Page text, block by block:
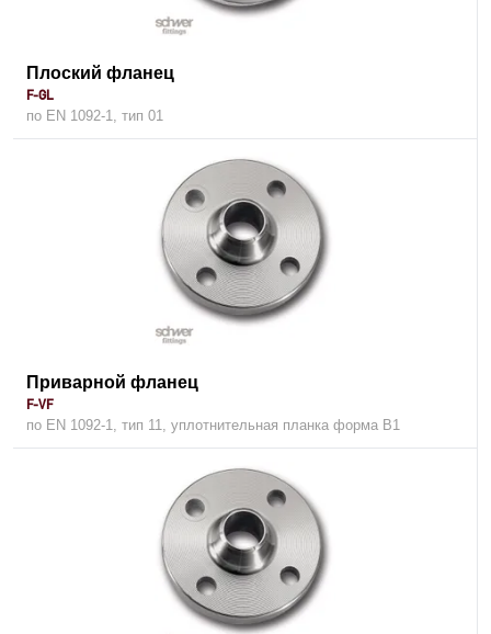
Плоский фланец
F-GL
по EN 1092-1, тип 01
Приварной фланец
F-VF
по EN 1092-1, тип 11, уплотнительная планка форма В1